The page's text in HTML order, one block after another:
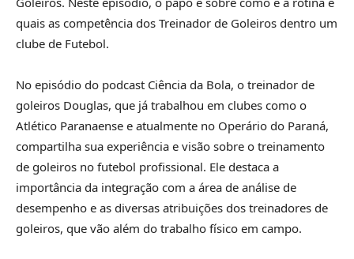
quais as competência dos Treinador de Goleiros dentro um
clube de Futebol.
No episódio do podcast Ciência da Bola, o treinador de
goleiros Douglas, que já trabalhou em clubes como o
Atlético Paranaense e atualmente no Operário do Paraná,
compartilha sua experiência e visão sobre o treinamento
de goleiros no futebol profissional. Ele destaca a
importância da integração com a área de análise de
desempenho e as diversas atribuições dos treinadores de
goleiros, que vão além do trabalho físico em campo.